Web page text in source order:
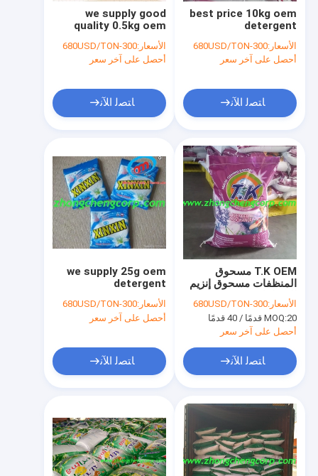
معلومات عنا
we supply good
quality 0.5kg oem
detergent
powder/1kg oem
laundry powder with
الأسعار:300-680USD/TON
أحصل على آخر سعر
ﺎﺘﺼﻟ ﺍﻶﻧ
best price 10kg oem
detergent
powder/25kg oem
laundry detergent
powder with high
الأسعار:300-680USD/TON
أحصل على آخر سعر
ﺎﺘﺼﻟ ﺍﻶﻧ
we supply 25g oem
detergent
powder/30g washing
powder/50g laundry
powder to dubai
الأسعار:300-680USD/TON
أحصل على آخر سعر
ﺎﺘﺼﻟ ﺍﻶﻧ
T.K OEM مسحوق
المنظفات مسحوق إنزيم
المنظفات مسحوق
الغسيل الفعال مسحوق
التنظيف الاقتصادي إلى
سوق غامبيا
الأسعار:300-680USD/TON
MOQ:20 قدمًا / 40 قدمًا
أحصل على آخر سعر
ﺎﺘﺼﻟ ﺍﻶﻧ